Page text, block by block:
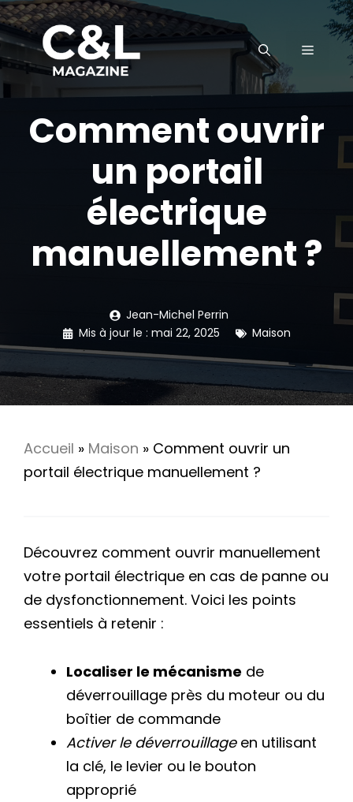
Aller
au
contenu
MENU
Comment ouvrir
un portail
électrique
manuellement ?
Jean-Michel Perrin
Mis à jour le : mai 22, 2025 Maison
Accueil » Maison » Comment ouvrir un
portail électrique manuellement ?
Découvrez comment ouvrir manuellement
votre portail électrique en cas de panne ou
de dysfonctionnement. Voici les points
essentiels à retenir :
Localiser le mécanisme de
déverrouillage près du moteur ou du
boîtier de commande
Activer le déverrouillageen utilisant
la clé, le levier ou le bouton
approprié